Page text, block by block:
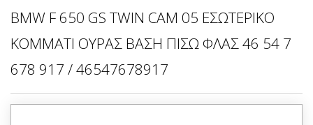
BMW F 650 GS TWIN CAM 05 ΕΣΩΤΕΡΙΚΟ
ΚΟΜΜΑΤΙ ΟΥΡΑΣ ΒΑΣΗ ΠΙΣΩ ΦΛΑΣ 46 54 7
678 917 / 46547678917